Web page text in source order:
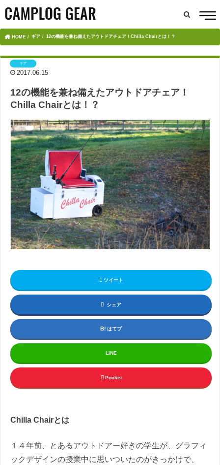
HOME ギア 12の機能を兼ね備えたアウトドアチェア！Chilla Chairとは！？
ギア
2017.06.15
12の機能を兼ね備えたアウトドアチェア！
Chilla Chairとは！？
ツイート
シェア
はてブ
LINE
Pocket
Chilla Chairとは
１４年前、とあるアウトドアー好きの学生が、グラフィ
ックデザインの授業中に思いついたのがきっかけで、